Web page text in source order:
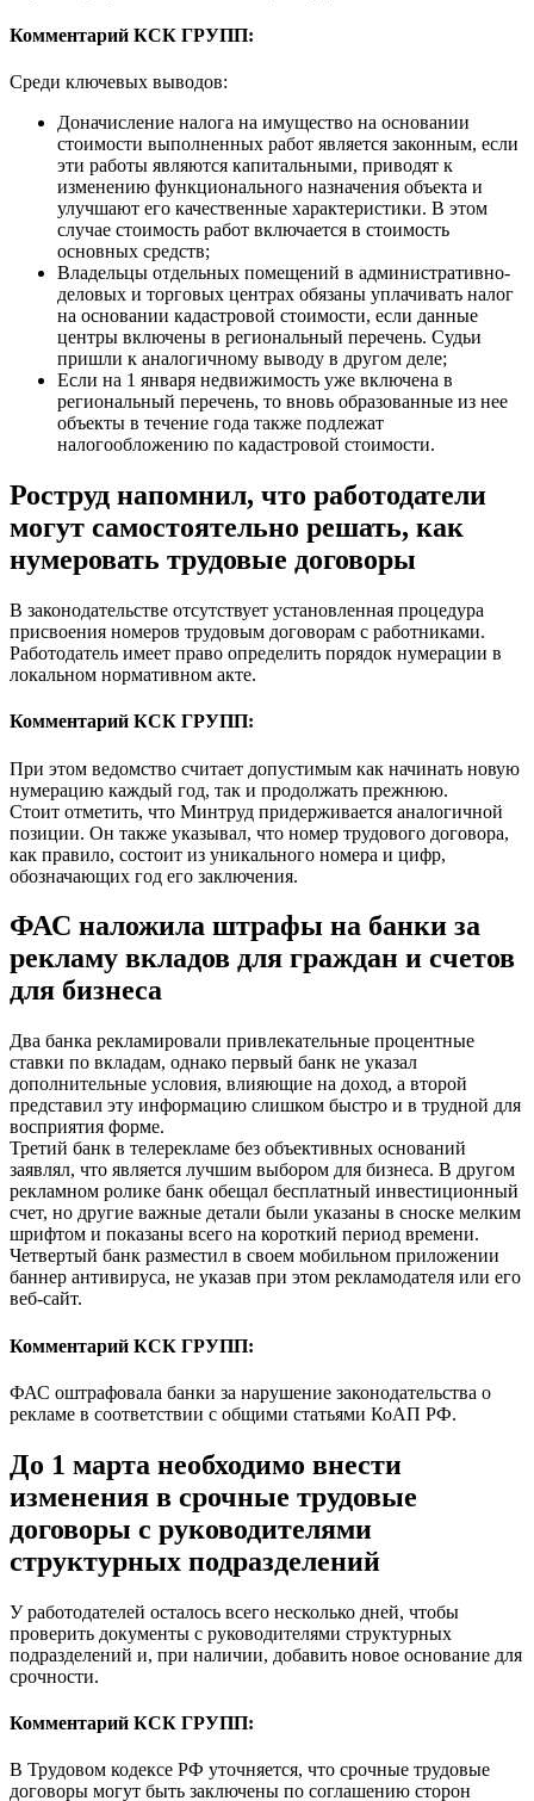
Комментарий КСК ГРУПП:
Среди ключевых выводов:
Доначисление налога на имущество на основании
стоимости выполненных работ является законным, если
эти работы являются капитальными, приводят к
изменению функционального назначения объекта и
улучшают его качественные характеристики. В этом
случае стоимость работ включается в стоимость
основных средств;
Владельцы отдельных помещений в административно-
деловых и торговых центрах обязаны уплачивать налог
на основании кадастровой стоимости, если данные
центры включены в региональный перечень. Судьи
пришли к аналогичному выводу в другом деле;
Если на 1 января недвижимость уже включена в
региональный перечень, то вновь образованные из нее
объекты в течение года также подлежат
налогообложению по кадастровой стоимости.
Роструд напомнил, что работодатели
могут самостоятельно решать, как
нумеровать трудовые договоры
В законодательстве отсутствует установленная процедура
присвоения номеров трудовым договорам с работниками.
Работодатель имеет право определить порядок нумерации в
локальном нормативном акте.
Комментарий КСК ГРУПП:
При этом ведомство считает допустимым как начинать новую
нумерацию каждый год, так и продолжать прежнюю.
Стоит отметить, что Минтруд придерживается аналогичной
позиции. Он также указывал, что номер трудового договора,
как правило, состоит из уникального номера и цифр,
обозначающих год его заключения.
ФАС наложила штрафы на банки за
рекламу вкладов для граждан и счетов
для бизнеса
Два банка рекламировали привлекательные процентные
ставки по вкладам, однако первый банк не указал
дополнительные условия, влияющие на доход, а второй
представил эту информацию слишком быстро и в трудной для
восприятия форме.
Третий банк в телерекламе без объективных оснований
заявлял, что является лучшим выбором для бизнеса. В другом
рекламном ролике банк обещал бесплатный инвестиционный
счет, но другие важные детали были указаны в сноске мелким
шрифтом и показаны всего на короткий период времени.
Четвертый банк разместил в своем мобильном приложении
баннер антивируса, не указав при этом рекламодателя или его
веб-сайт.
Комментарий КСК ГРУПП:
ФАС оштрафовала банки за нарушение законодательства о
рекламе в соответствии с общими статьями КоАП РФ.
До 1 марта необходимо внести
изменения в срочные трудовые
договоры с руководителями
структурных подразделений
У работодателей осталось всего несколько дней, чтобы
проверить документы с руководителями структурных
подразделений и, при наличии, добавить новое основание для
срочности.
Комментарий КСК ГРУПП:
В Трудовом кодексе РФ уточняется, что срочные трудовые
договоры могут быть заключены по соглашению сторон